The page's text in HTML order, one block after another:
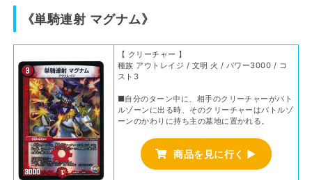
《単騎連射 マグナム》
【 クリーチャー 】
種族 アウトレイジ / 文明 火 / パワー3000 / コ
スト3
■自分のターン中に、相手のクリーチャーがバト
ルゾーンに出る時、そのクリーチャーはバトルゾ
ーンのかわりに持ち主の墓地に置かれる。
商品を見に行く ▶